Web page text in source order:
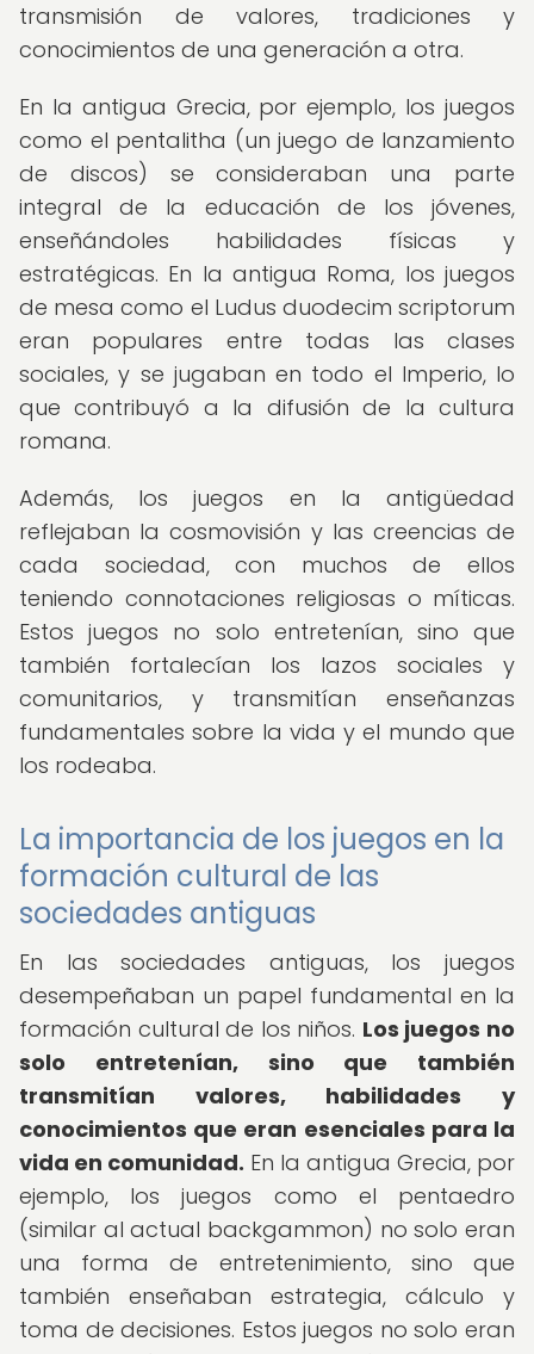
transmisión de valores, tradiciones y
conocimientos de una generación a otra.
En la antigua Grecia, por ejemplo, los juegos
como el pentalitha (un juego de lanzamiento
de discos) se consideraban una parte
integral de la educación de los jóvenes,
enseñándoles habilidades físicas y
estratégicas. En la antigua Roma, los juegos
de mesa como el Ludus duodecim scriptorum
eran populares entre todas las clases
sociales, y se jugaban en todo el Imperio, lo
que contribuyó a la difusión de la cultura
romana.
Además, los juegos en la antigüedad
reflejaban la cosmovisión y las creencias de
cada sociedad, con muchos de ellos
teniendo connotaciones religiosas o míticas.
Estos juegos no solo entretenían, sino que
también fortalecían los lazos sociales y
comunitarios, y transmitían enseñanzas
fundamentales sobre la vida y el mundo que
los rodeaba.
La importancia de los juegos en la
formación cultural de las
sociedades antiguas
En las sociedades antiguas, los juegos
desempeñaban un papel fundamental en la
formación cultural de los niños. Los juegos no
solo entretenían, sino que también
transmitían valores, habilidades y
conocimientos que eran esenciales para la
vida en comunidad. En la antigua Grecia, por
ejemplo, los juegos como el pentaedro
(similar al actual backgammon) no solo eran
una forma de entretenimiento, sino que
también enseñaban estrategia, cálculo y
toma de decisiones. Estos juegos no solo eran